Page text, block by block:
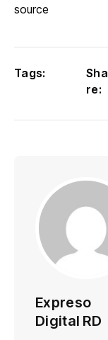
source
Tags:
Sha
re:
Expreso
Digital RD